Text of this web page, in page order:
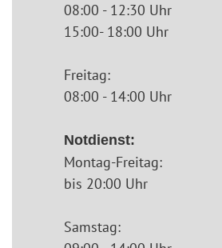
08:00 - 12:30 Uhr
15:00- 18:00 Uhr
Freitag:
08:00 - 14:00 Uhr
Notdienst:
Montag-Freitag:
bis 20:00 Uhr
Samstag: